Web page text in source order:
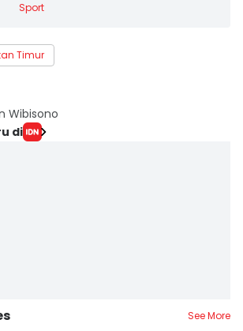
Sport
Timur
Wibisono
di
See More